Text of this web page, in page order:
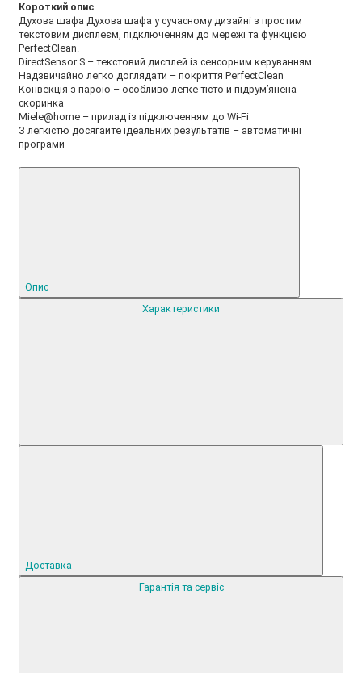
Короткий опис
Духова шафа Духова шафа у сучасному дизайні з простим
текстовим дисплеєм, підключенням до мережі та функцією
PerfectClean.
DirectSensor S – текстовий дисплей із сенсорним керуванням
Надзвичайно легко доглядати – покриття PerfectClean
Конвекція з парою – особливо легке тісто й підрум’янена
скоринка
Miele@home – прилад із підключенням до Wi-Fi
З легкістю досягайте ідеальних результатів – автоматичні
програми
Опис
Доставка
Гарантія та сервіс